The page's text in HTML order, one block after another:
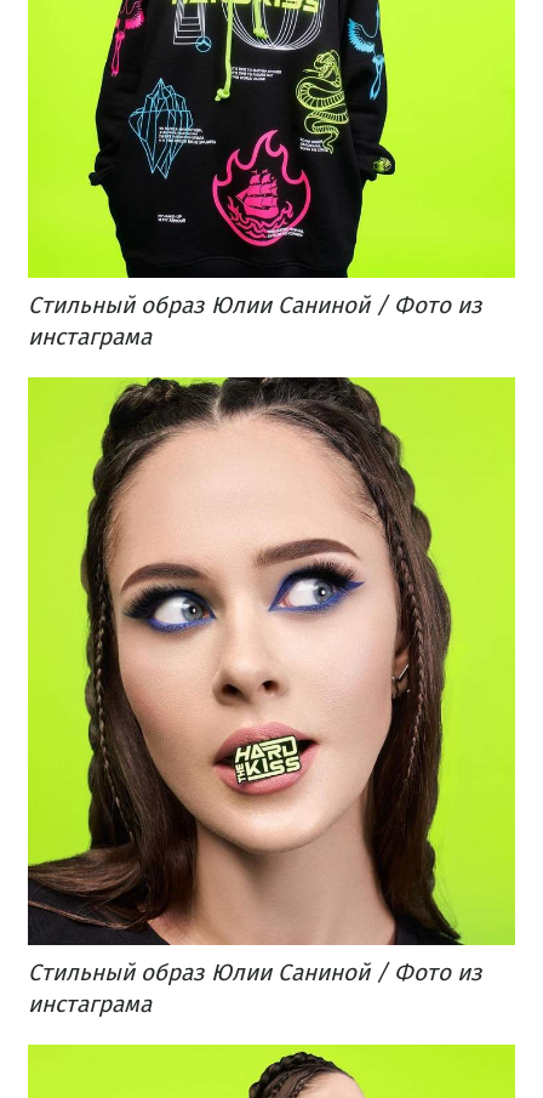
Стильный образ Юлии Саниной / Фото из
инстаграма
​Стильный образ Юлии Саниной / Фото из
инстаграма